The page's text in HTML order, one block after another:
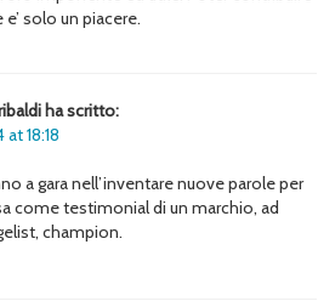
solo un piacere.
ha scritto:
18:18
a gara nell’inventare nuove parole per
come testimonial di un marchio, ad
champion.